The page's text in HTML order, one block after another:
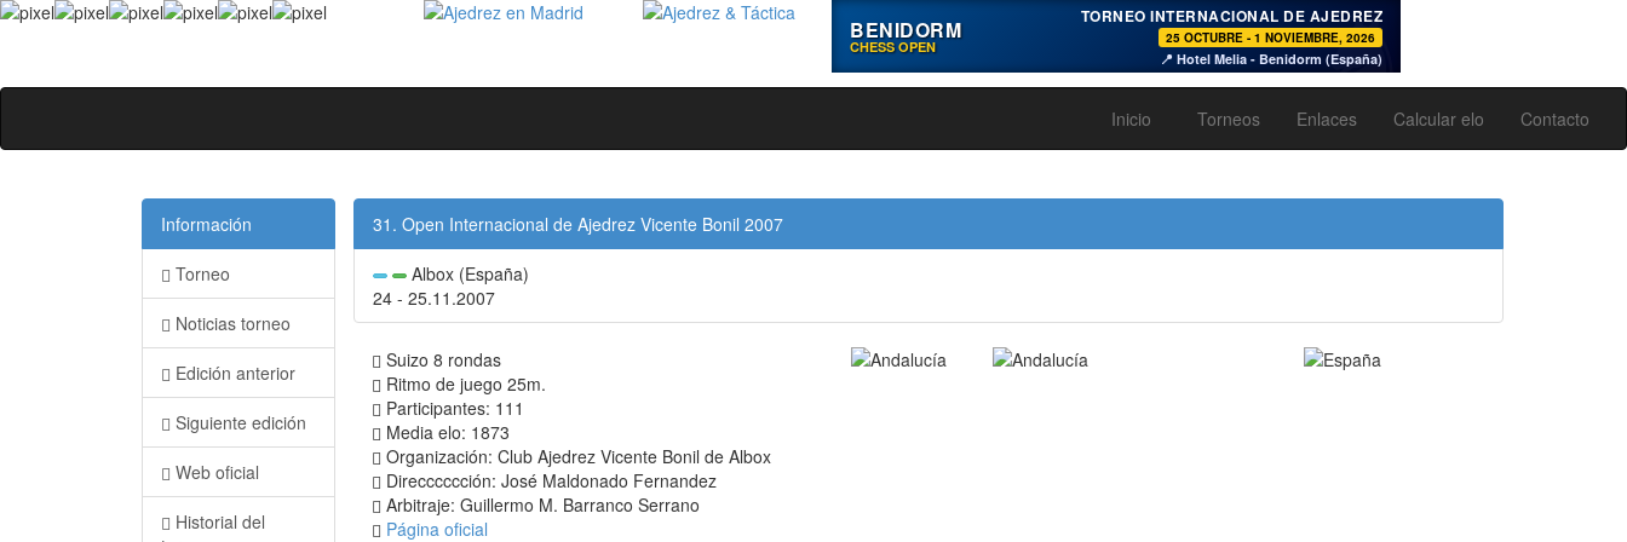
♞
BENIDORM
CHESS OPEN
TORNEO INTERNACIONAL DE AJEDREZ
25 OCTUBRE - 1 NOVIEMBRE, 2026
📍 Hotel Melia - Benidorm (España)
Inicio Torneos Enlaces Calcular elo Contacto
Información
Torneo
Noticias torneo
Edición anterior
Siguiente edición
Web oficial
Historial del
31. Open Internacional de Ajedrez Vicente Bonil 2007
Albox (España)
24 - 25.11.2007
Suizo 8 rondas
Ritmo de juego 25m.
Participantes: 111
Media elo: 1873
Organización: Club Ajedrez Vicente Bonil de Albox
Direcccccción: José Maldonado Fernandez
Arbitraje: Guillermo M. Barranco Serrano
Página oficial